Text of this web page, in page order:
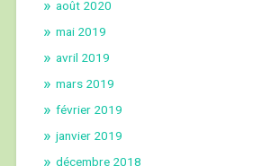
août 2020
mai 2019
avril 2019
mars 2019
février 2019
janvier 2019
décembre 2018